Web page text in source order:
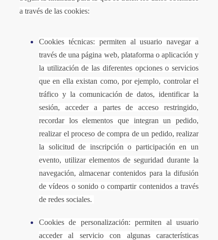
a través de las cookies:
Cookies técnicas: permiten al usuario navegar a
través de una página web, plataforma o aplicación y
la utilización de las diferentes opciones o servicios
que en ella existan como, por ejemplo, controlar el
tráfico y la comunicación de datos, identificar la
sesión, acceder a partes de acceso restringido,
recordar los elementos que integran un pedido,
realizar el proceso de compra de un pedido, realizar
la solicitud de inscripción o participación en un
evento, utilizar elementos de seguridad durante la
navegación, almacenar contenidos para la difusión
de vídeos o sonido o compartir contenidos a través
de redes sociales.
Cookies de personalización: permiten al usuario
acceder al servicio con algunas características